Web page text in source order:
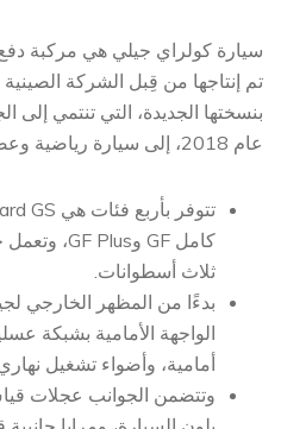
سيارة كولراي جيلي هي مركبة
تم إنتاجها من قِبل الشركة
بنسختها الجديدة، التي تنتمي إلى
عام 2018، إلى سيارة رياضية وعصرية مزودة بتقنيات متقدمة:
ثلاث أسطوانات.
أمامية، وأضواء تشغيل